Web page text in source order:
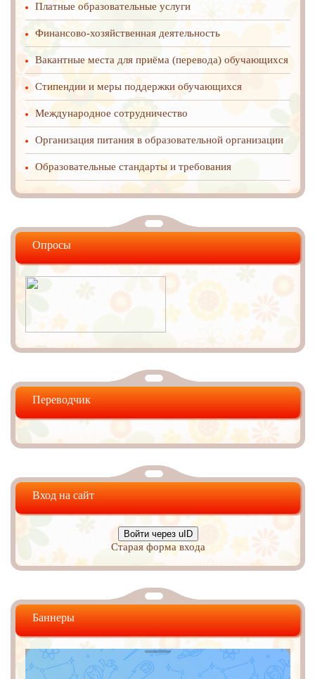
Платные образовательные услуги
Финансово-хозяйственная деятельность
Вакантные места для приёма (перевода) обучающихся
Стипендии и меры поддержки обучающихся
Международное cотрудничество
Организация питания в образовательной организации
Образовательные стандарты и требования
Опросы
Переводчик
Вход на сайт
Войти через uID
Старая форма входа
Баннеры